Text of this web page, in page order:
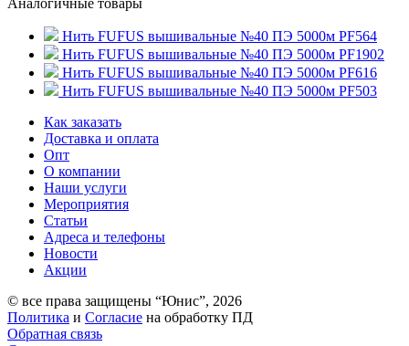
Нить FUFUS вышивальные №40 ПЭ 5000м PF564
Нить FUFUS вышивальные №40 ПЭ 5000м PF1902
Нить FUFUS вышивальные №40 ПЭ 5000м PF616
Нить FUFUS вышивальные №40 ПЭ 5000м PF503
Как заказать
Доставка и оплата
Опт
О компании
Наши услуги
Мероприятия
Статьи
Адреса и телефоны
Новости
Акции
© все права защищены “Юнис”, 2026
Политика и Cогласие на обработку ПД
Обратная связь